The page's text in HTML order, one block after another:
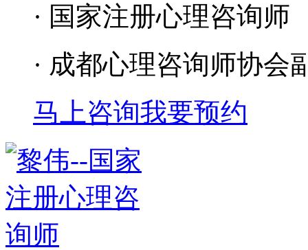
· 国家注册心理咨询师
· 成都心理咨询师协会
马上咨询我要预约